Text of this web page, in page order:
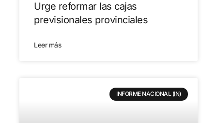
Urge reformar las cajas
previsionales provinciales
Leer más
INFORME NACIONAL (IN)